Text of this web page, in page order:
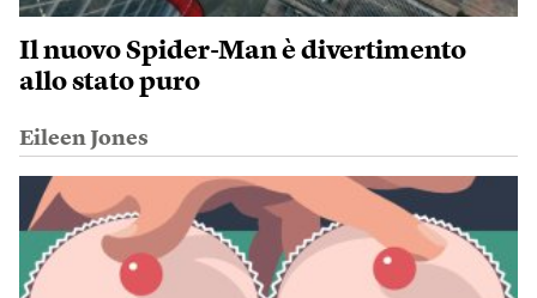
Il nuovo Spider-Man è divertimento
allo stato puro
Eileen Jones